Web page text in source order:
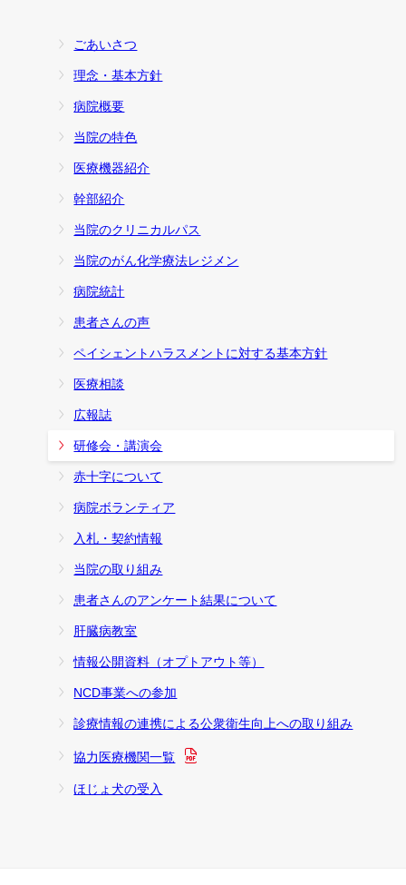
ごあいさつ
理念・基本方針
病院概要
当院の特色
医療機器紹介
幹部紹介
当院のクリニカルパス
当院のがん化学療法レジメン
病院統計
患者さんの声
ペイシェントハラスメントに対する基本方針
医療相談
広報誌
研修会・講演会
赤十字について
病院ボランティア
入札・契約情報
当院の取り組み
患者さんのアンケート結果について
肝臓病教室
情報公開資料（オプトアウト等）
NCD事業への参加
診療情報の連携による公衆衛生向上への取り組み
協力医療機関一覧
ほじょ犬の受入